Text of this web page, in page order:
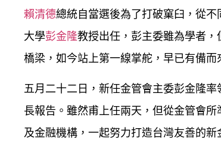
賴清德總統自當選後為了打破窠臼，從
大學彭金隆教授出任，彭主委雖為學者
橋梁，如今站上第一線掌舵，早已有備而
五月二十二日，新任金管會主委彭金隆
長報告。雖然甫上任兩天，但從金管會
及金融機構，一起努力打造台灣友善的新